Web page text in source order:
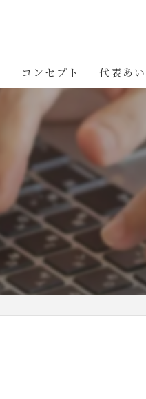
コンセプト 代表あ